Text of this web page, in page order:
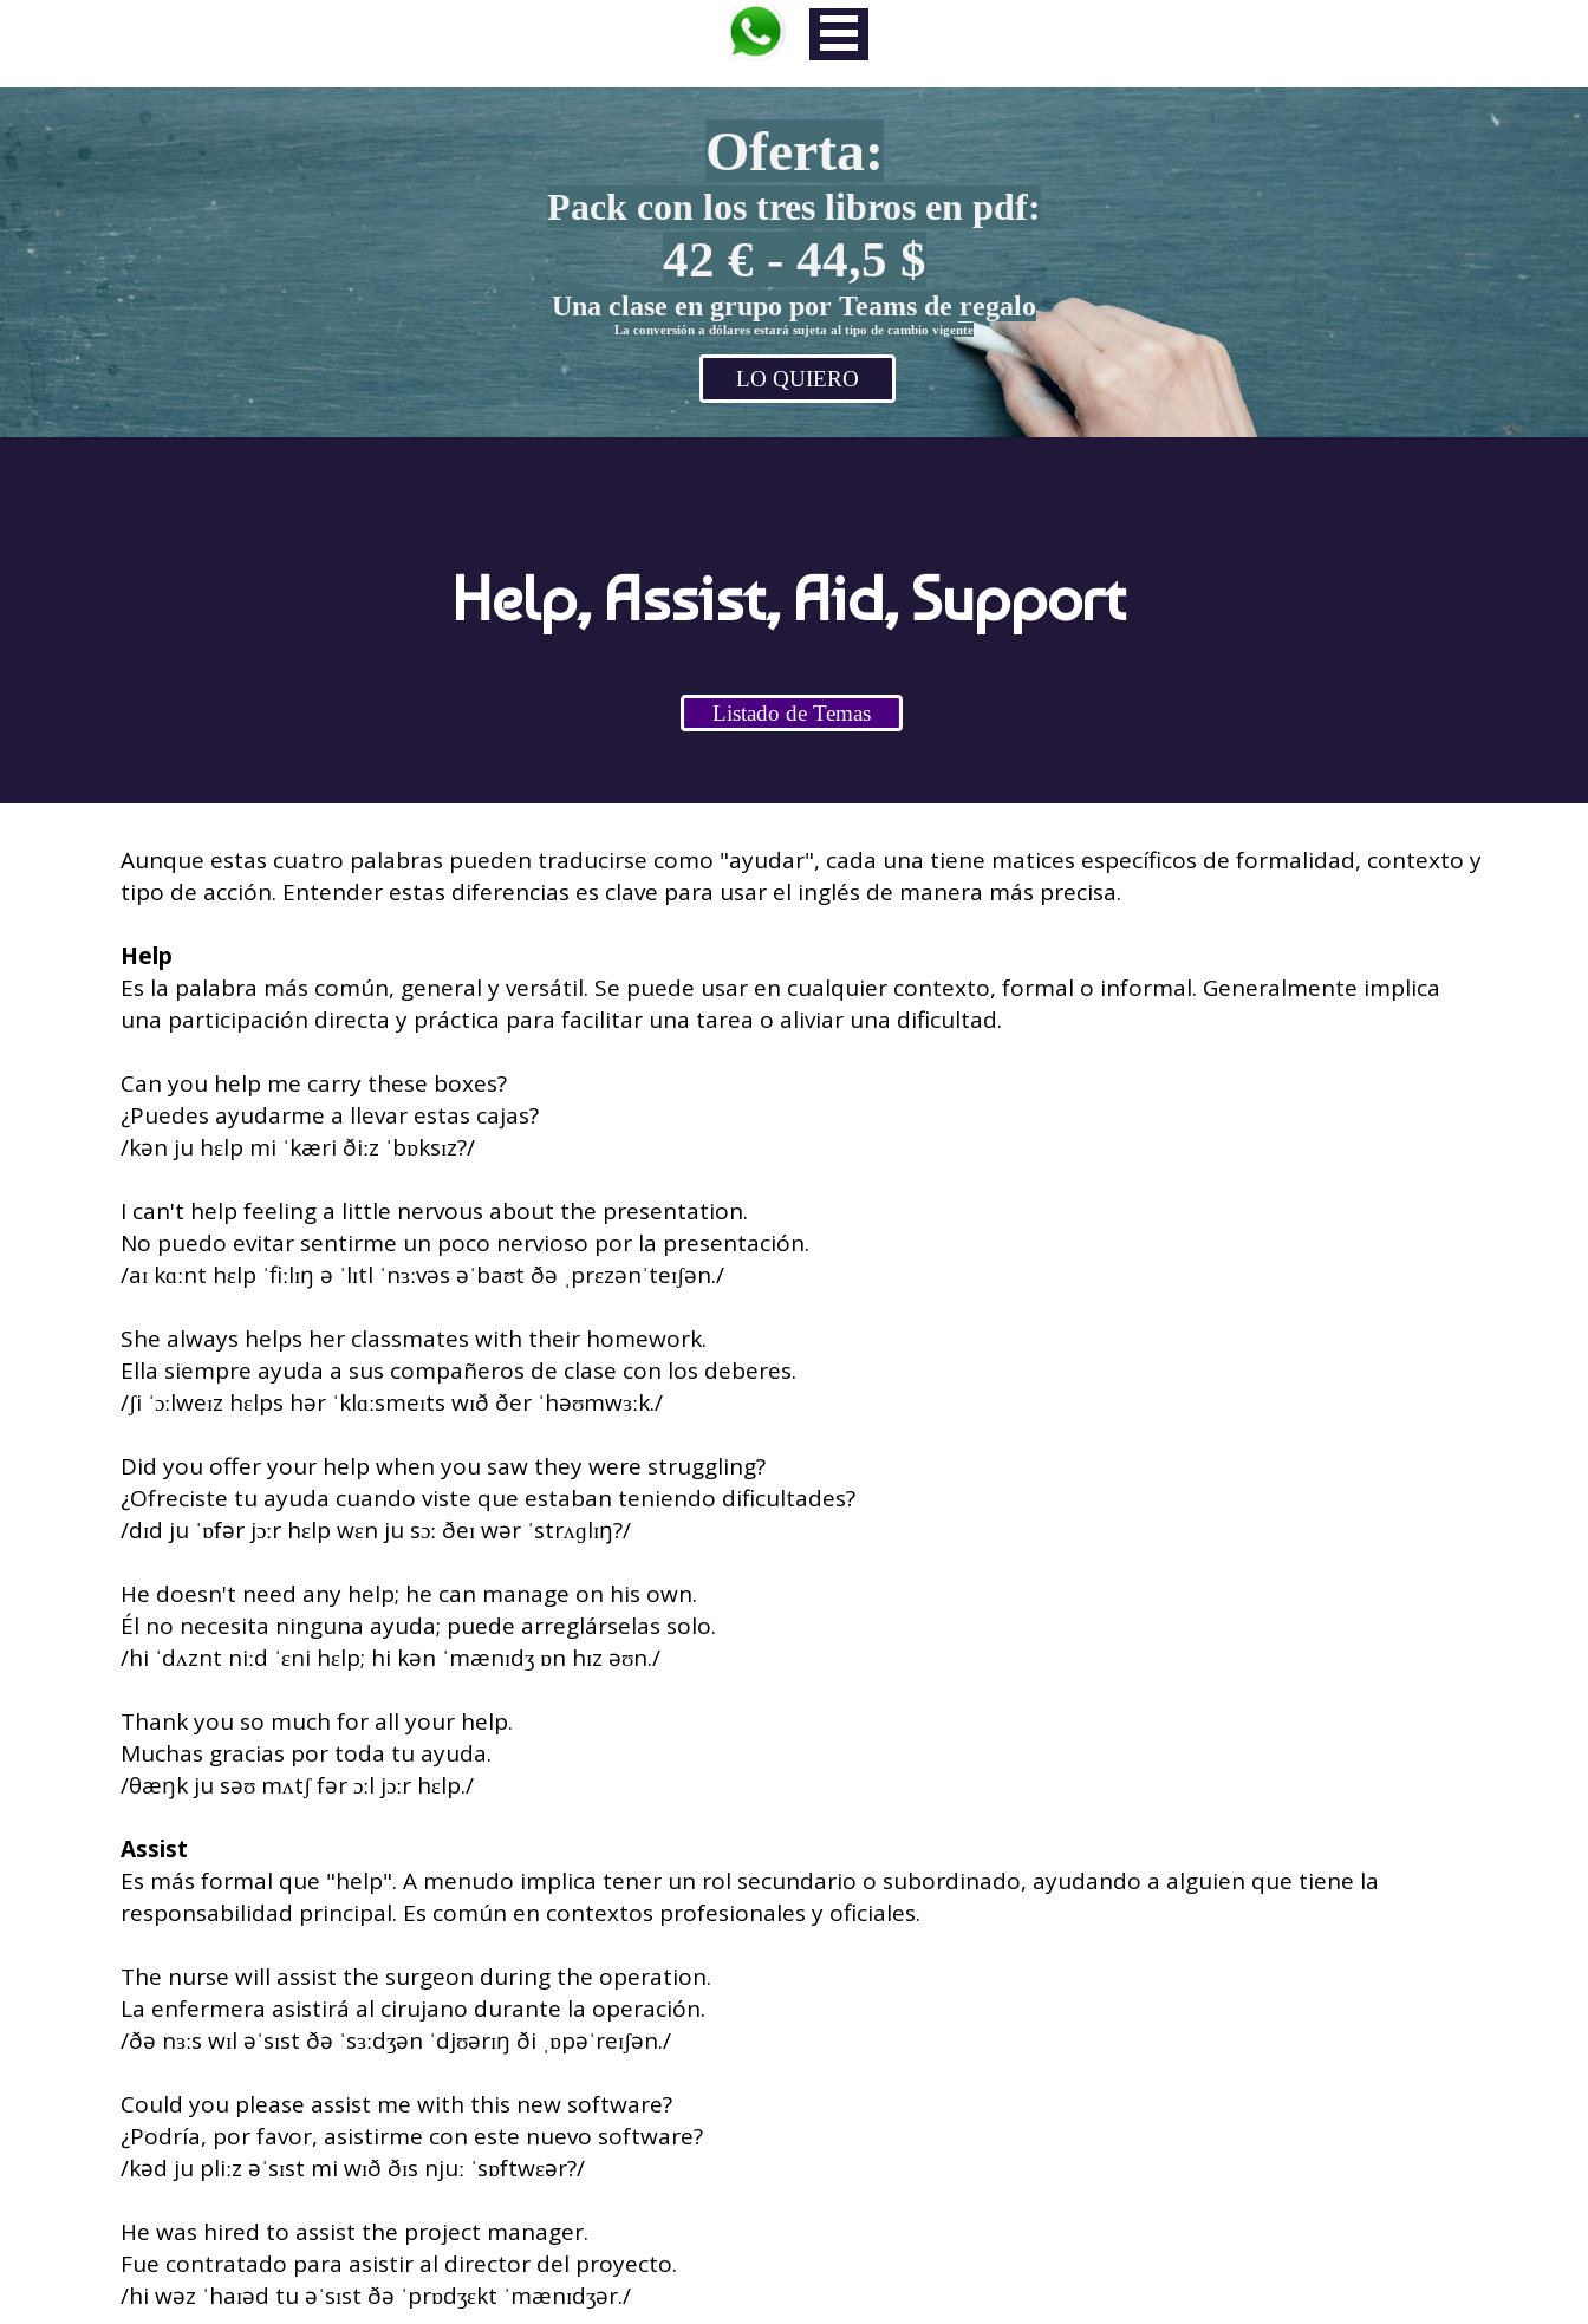
Oferta:
Pack con los tres libros en pdf:
42 € - 44,5 $
Una clase en grupo por Teams de regalo
La conversión a dólares estará sujeta al tipo de cambio vigente
LO QUIERO
Help, Assist, Aid, Support
Listado de Temas
Aunque estas cuatro palabras pueden traducirse como "ayudar", cada una tiene matices específicos de formalidad, contexto y
tipo de acción. Entender estas diferencias es clave para usar el inglés de manera más precisa.
Help
Es la palabra más común, general y versátil. Se puede usar en cualquier contexto, formal o informal. Generalmente implica
una participación directa y práctica para facilitar una tarea o aliviar una dificultad.
Can you help me carry these boxes?
¿Puedes ayudarme a llevar estas cajas?
/kən ju hɛlp mi ˈkæri ðiːz ˈbɒksɪz?/
I can't help feeling a little nervous about the presentation.
No puedo evitar sentirme un poco nervioso por la presentación.
/aɪ kɑːnt hɛlp ˈfiːlɪŋ ə ˈlɪtl ˈnɜːvəs əˈbaʊt ðə ˌprɛzənˈteɪʃən./
She always helps her classmates with their homework.
Ella siempre ayuda a sus compañeros de clase con los deberes.
/ʃi ˈɔːlweɪz hɛlps hər ˈklɑːsmeɪts wɪð ðer ˈhəʊmwɜːk./
Did you offer your help when you saw they were struggling?
¿Ofreciste tu ayuda cuando viste que estaban teniendo dificultades?
/dɪd ju ˈɒfər jɔːr hɛlp wɛn ju sɔː ðeɪ wər ˈstrʌɡlɪŋ?/
He doesn't need any help; he can manage on his own.
Él no necesita ninguna ayuda; puede arreglárselas solo.
/hi ˈdʌznt niːd ˈɛni hɛlp; hi kən ˈmænɪdʒ ɒn hɪz əʊn./
Thank you so much for all your help.
Muchas gracias por toda tu ayuda.
/θæŋk ju səʊ mʌtʃ fər ɔːl jɔːr hɛlp./
Assist
Es más formal que "help". A menudo implica tener un rol secundario o subordinado, ayudando a alguien que tiene la
responsabilidad principal. Es común en contextos profesionales y oficiales.
The nurse will assist the surgeon during the operation.
La enfermera asistirá al cirujano durante la operación.
/ðə nɜːs wɪl əˈsɪst ðə ˈsɜːdʒən ˈdjʊərɪŋ ði ˌɒpəˈreɪʃən./
Could you please assist me with this new software?
¿Podría, por favor, asistirme con este nuevo software?
/kəd ju pliːz əˈsɪst mi wɪð ðɪs njuː ˈsɒftwɛər?/
He was hired to assist the project manager.
Fue contratado para asistir al director del proyecto.
/hi wəz ˈhaɪəd tu əˈsɪst ðə ˈprɒdʒɛkt ˈmænɪdʒər./